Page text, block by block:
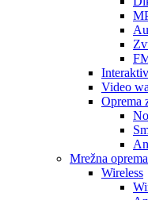
Video
Oprema
Mrežna oprema
Wireless